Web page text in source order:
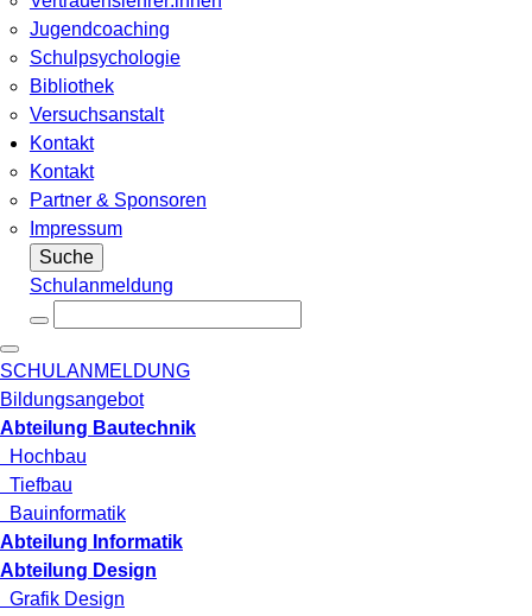
Jugendcoaching
Schulpsychologie
Bibliothek
Versuchsanstalt
Kontakt
Kontakt
Partner & Sponsoren
Impressum
Suche
Schulanmeldung
SCHULANMELDUNG
Bildungsangebot
Abteilung Bautechnik
Hochbau
Tiefbau
Bauinformatik
Abteilung Informatik
Abteilung Design
Grafik Design